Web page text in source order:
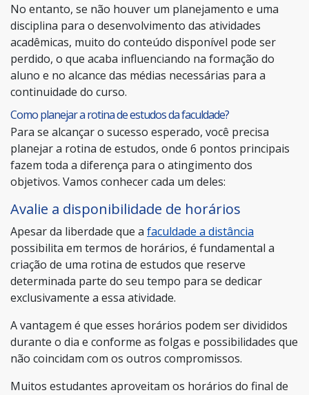
No entanto, se não houver um planejamento e uma
disciplina para o desenvolvimento das atividades
acadêmicas, muito do conteúdo disponível pode ser
perdido, o que acaba influenciando na formação do
aluno e no alcance das médias necessárias para a
continuidade do curso.
Como planejar a rotina de estudos da faculdade?
Para se alcançar o sucesso esperado, você precisa
planejar a rotina de estudos, onde 6 pontos principais
fazem toda a diferença para o atingimento dos
objetivos. Vamos conhecer cada um deles:
Avalie a disponibilidade de horários
Apesar da liberdade que a faculdade a distância
possibilita em termos de horários, é fundamental a
criação de uma rotina de estudos que reserve
determinada parte do seu tempo para se dedicar
exclusivamente a essa atividade.
A vantagem é que esses horários podem ser divididos
durante o dia e conforme as folgas e possibilidades que
não coincidam com os outros compromissos.
Muitos estudantes aproveitam os horários do final de